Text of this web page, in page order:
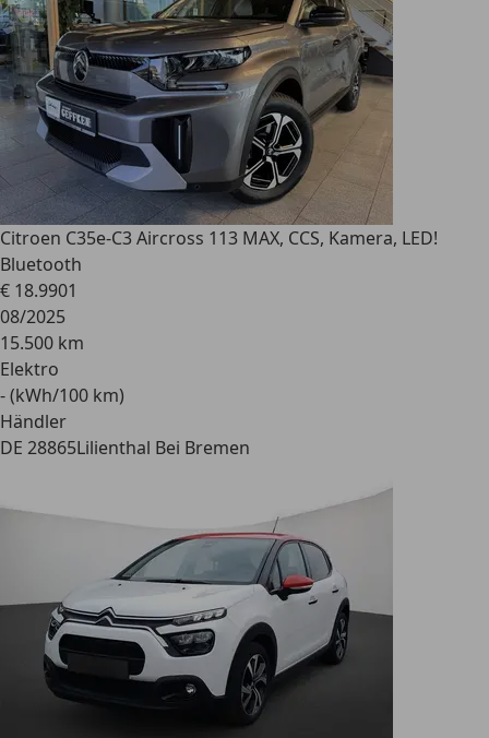
Citroen C35e-C3 Aircross 113 MAX, CCS, Kamera, LED!
Bluetooth
€ 18.9901
08/2025
15.500 km
Elektro
- (kWh/100 km)
Händler
DE 28865Lilienthal Bei Bremen